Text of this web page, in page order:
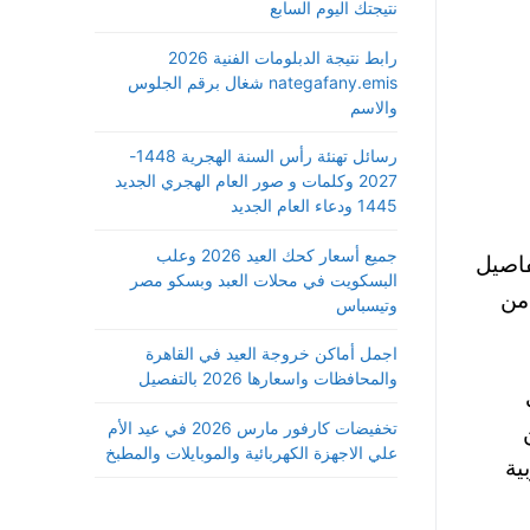
من
نتيجتك اليوم السابع
رابط نتيجة الدبلومات الفنية 2026
nategafany.emis شغال برقم الجلوس
والاسم
رسائل تهنئة رأس السنة الهجرية 1448-
2027 وكلمات و صور العام الهجري الجديد
1445 ودعاء العام الجديد
جميع أسعار كحك العيد 2026 وعلب
البسكويت في محلات العبد وبسكو مصر
وتيسباس
اجمل أماكن خروجة العيد في القاهرة
والمحافظات واسعارها 2026 بالتفصيل
تخفيضات كارفور مارس 2026 في عيد الأم
علي الاجهزة الكهربائية والموبايلات والمطبخ